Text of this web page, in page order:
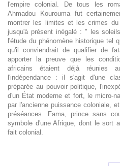
l'empire colonial. De tous les
Ahmadou Kourouma fut
montrer les limites et les crimes
jusqu'à présent inégalé : " les
l'étude du phénomène historique tel
qu'il conviendrait de qualifier de
apporter la preuve que les
africains étaient déjà réunies
l'indépendance : il s'agit d'une
préparée au pouvoir politique,
d'un État moderne et fort, le micro-
par l'ancienne puissance coloniale,
préséances. Fama, prince sans
symbole d'une Afrique, dont le sort
fait colonial.